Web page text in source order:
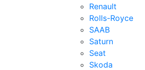
Renault
Rolls-Royce
SAAB
Saturn
Seat
Skoda